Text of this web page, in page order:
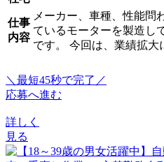
仕事
内容
メーカー、車種、性能問
ているモーターを製造し
です。 今回は、業績拡大
＼最短45秒で完了／
応募へ進む
詳しく
見る